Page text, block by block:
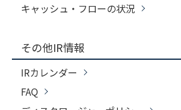
キャッシュ・フローの状況
その他IR情報
IRカレンダー
FAQ